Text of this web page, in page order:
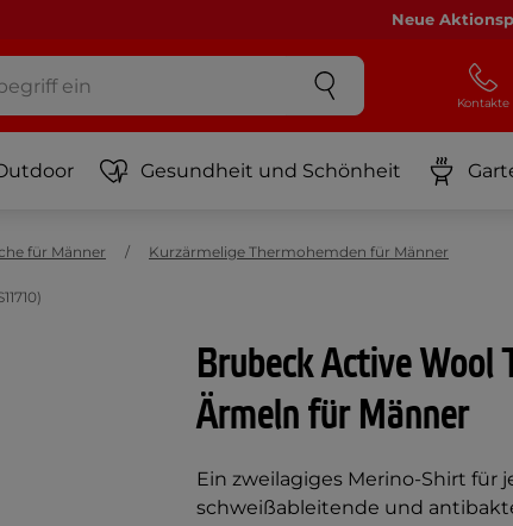
Neue
Kontakte
Gesundheit und Schönheit
für Männer Kurzärmelige Thermohemden für Männer
Brubeck Active
Ärmeln für Männer
Ein zweilagiges Merino-Shirt für
schweißableitende und